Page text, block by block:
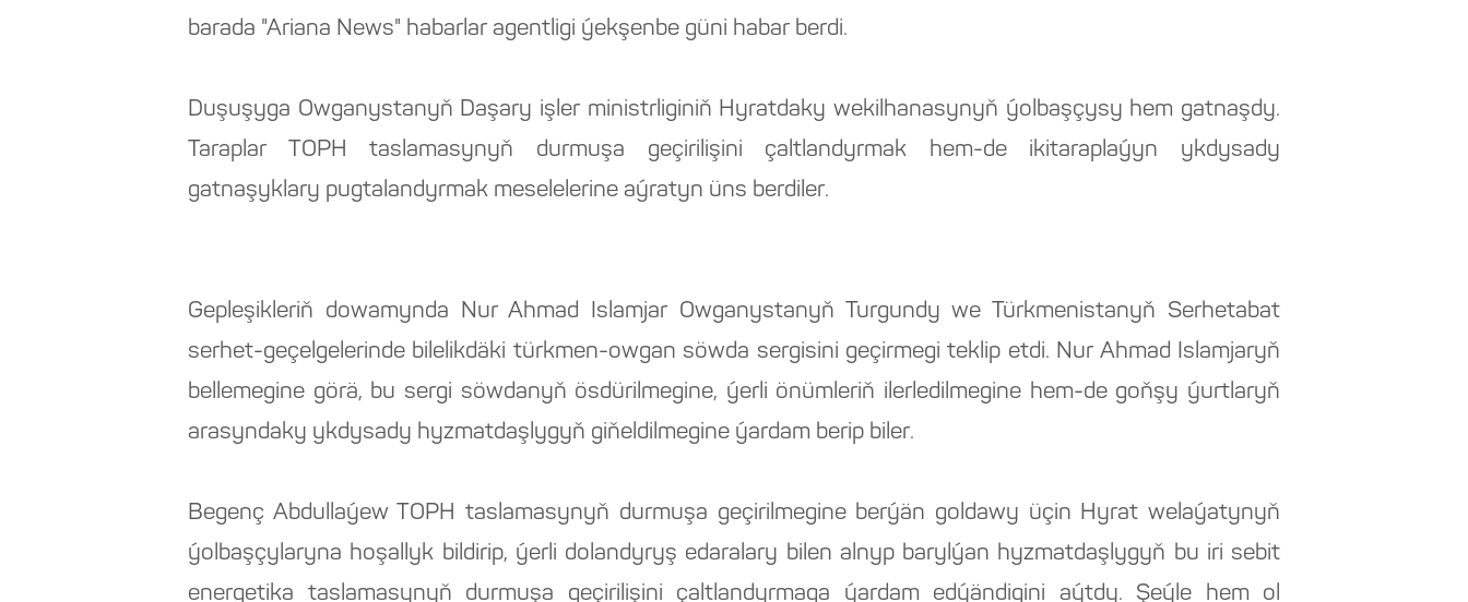
barada "Ariana News" habarlar agentligi ýekşenbe güni habar berdi.
Duşuşyga Owganystanyň Daşary işler ministrliginiň Hyratdaky wekilhanasynyň ýolbaşçysy hem gatnaşdy.
Taraplar TOPH taslamasynyň durmuşa geçirilişini çaltlandyrmak hem-de ikitaraplaýyn ykdysady
gatnaşyklary pugtalandyrmak meselelerine aýratyn üns berdiler.
Gepleşikleriň dowamynda Nur Ahmad Islamjar Owganystanyň Turgundy we Türkmenistanyň Serhetabat
serhet-geçelgelerinde bilelikdäki türkmen-owgan söwda sergisini geçirmegi teklip etdi. Nur Ahmad Islamjaryň
bellemegine görä, bu sergi söwdanyň ösdürilmegine, ýerli önümleriň ilerledilmegine hem-de goňşy ýurtlaryň
arasyndaky ykdysady hyzmatdaşlygyň giňeldilmegine ýardam berip biler.
Begenç Abdullaýew TOPH taslamasynyň durmuşa geçirilmegine berýän goldawy üçin Hyrat welaýatynyň
ýolbaşçylaryna hoşallyk bildirip, ýerli dolandyryş edaralary bilen alnyp barylýan hyzmatdaşlygyň bu iri sebit
energetika taslamasynyň durmuşa geçirilişini çaltlandyrmaga ýardam edýändigini aýtdy. Şeýle hem ol